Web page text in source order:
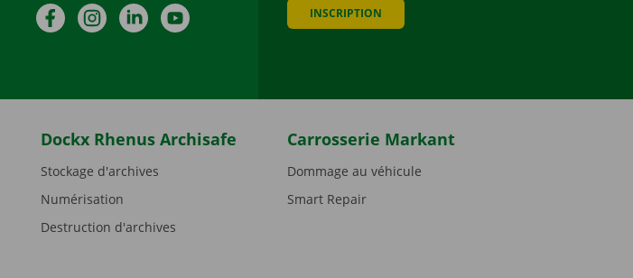
FacebookInstagramLinkedInYouTube INSCRIPTION
Dockx Rhenus Archisafe
Stockage d'archives
Numérisation
Destruction d'archives
Carrosserie Markant
Dommage au véhicule
Smart Repair